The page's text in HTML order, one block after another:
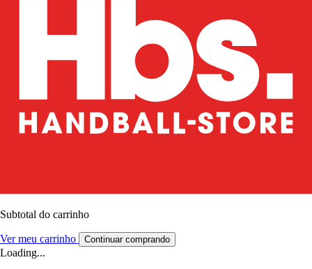
Subtotal do carrinho
Ver meu carrinho Continuar comprando
Loading...